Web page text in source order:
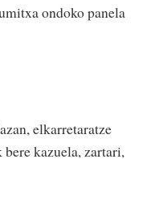
ondoko panela
elkarretaratze
kazuela, zartari,